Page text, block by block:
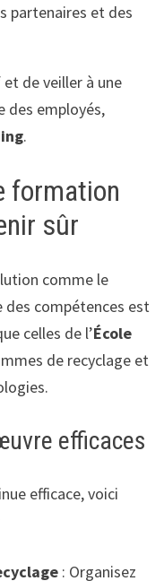
partenaires et des
de veiller à une
des employés,
.
formation
sûr
comme le
des compétences est
celles de l’École
de recyclage et
efficaces
efficace, voici
: Organisez